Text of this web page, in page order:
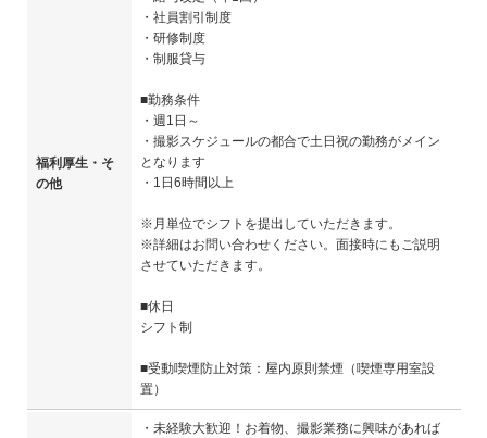
福利厚生・そ
の他
・社員割引制度
・研修制度
・制服貸与
■勤務条件
・週1日～
・撮影スケジュールの都合で土日祝の勤務がメイン
となります
・1日6時間以上
※月単位でシフトを提出していただきます。
※詳細はお問い合わせください。面接時にもご説明
させていただきます。
■休日
シフト制
■受動喫煙防止対策：屋内原則禁煙（喫煙専用室設
置）
・未経験大歓迎！お着物、撮影業務に興味があれば